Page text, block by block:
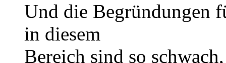
Und die Begründungen
in diesem
Bereich sind so